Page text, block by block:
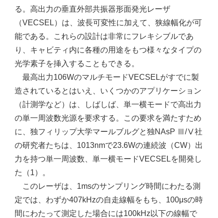
る。高出力の垂直外部共振器形面発光レーザ
（VECSEL）は、波長可変性に加えて、狭線幅化が可
能である。これらの設計は非常にフレキシブルであ
り、キャビティ内に各種の用途をもつ様々なタイプの
光学素子を挿入することもできる。
最高出力106WのマルチモードVECSELがすでに製
造されているとはいえ、いくつかのアプリケーション
（計測学など）は、しばしば、単一横モードで高出力
の単一周波数光源を要求する。この要求を満たすため
に、独フィリップ大学マールブルグと独NAsP Ⅲ/Ⅴ社
の研究者たちは、1013nmで23.6Wの連続波（CW）出
力を持つ単一周波数、単一横モードVECSELを開発し
た（1）。
このレーザは、1msのサンプリング時間にわたる測
定では、わずか407kHzの自走線幅をもち、100μsの時
間にわたって測定した場合には100kHz以下の線幅で